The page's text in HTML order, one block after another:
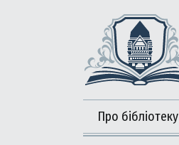
Про бібліотеку